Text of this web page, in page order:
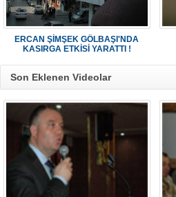
ERCAN ŞİMŞEK GÖLBAŞI'NDA
KASIRGA ETKİSİ YARATTI !
Son Eklenen Videolar